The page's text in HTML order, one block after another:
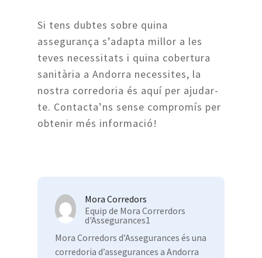
Si tens dubtes sobre quina
assegurança s’adapta millor a les
teves necessitats i quina cobertura
sanitària a Andorra necessites, la
nostra corredoria és aquí per ajudar-
te. Contacta’ns sense compromís per
obtenir més informació!
Mora Corredors
Equip de Mora Correrdors
d'Assegurances1
Mora Corredors d’Assegurances és una
corredoria d’assegurances a Andorra